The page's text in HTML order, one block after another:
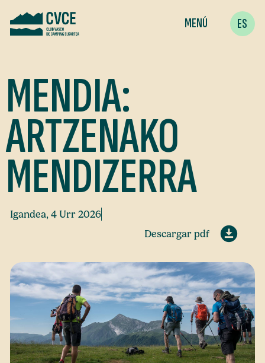
MENÚ ES
MENDIA:
ARTZENAKO
MENDIZERRA
Igandea, 4 Urr 2026
Descargar pdf